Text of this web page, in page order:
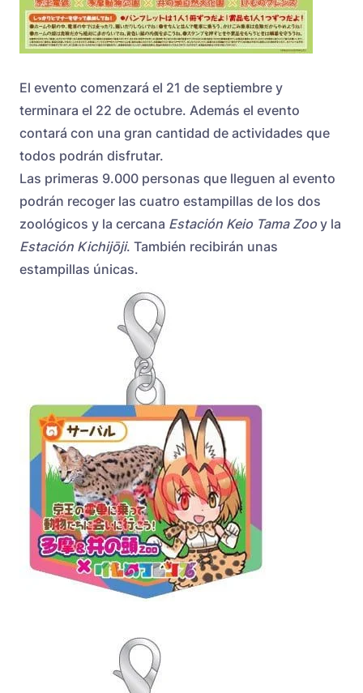
El evento comenzará el 21 de septiembre y
terminara el 22 de octubre. Además el evento
contará con una gran cantidad de actividades que
todos podrán disfrutar.
Las primeras 9.000 personas que lleguen al evento
podrán recoger las cuatro estampillas de los dos
zoológicos y la cercana Estación Keio Tama Zoo y la
Estación Kichijōji. También recibirán unas
estampillas únicas.